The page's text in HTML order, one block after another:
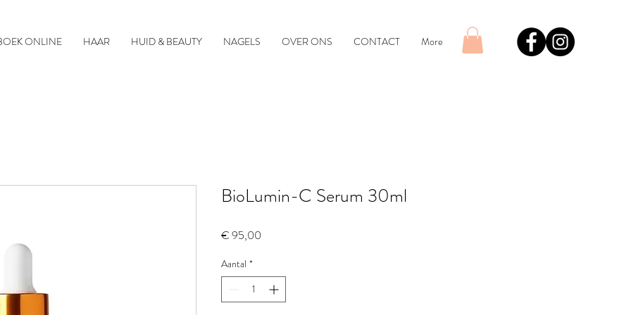
ONLINE HAAR HUID & BEAUTY NAGELS OVER ONS CONTACT More
BioLumin-C Serum 30ml
€ 95,00
Aantal *